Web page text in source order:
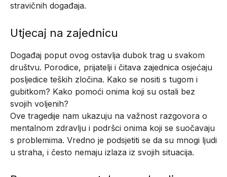
stravičnih događaja.
Utjecaj na zajednicu
Događaj poput ovog ostavlja dubok trag u svakom
društvu. Porodice, prijatelji i čitava zajednica osjećaju
posljedice teških zločina. Kako se nositi s tugom i
gubitkom? Kako pomoći onima koji su ostali bez
svojih voljenih?
Ove tragedije nam ukazuju na važnost razgovora o
mentalnom zdravlju i podršci onima koji se suočavaju
s problemima. Vredno je podsjetiti se da su mnogi ljudi
u straha, i često nemaju izlaza iz svojih situacija.